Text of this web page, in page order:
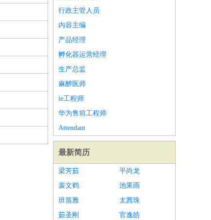
行政主管人员
内容主编
产品经理
孵化器运营经理
生产总监
麻醉医师
ie工程师
华为售前工程师
Attendant
最新简历
梁芳茹
平尚龙
裴文鹤
池果雨
班笛雅
太茜珠
茹圣刚
官逸皓